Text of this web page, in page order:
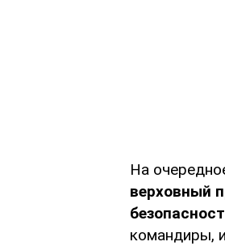
На
верховный
командиры,